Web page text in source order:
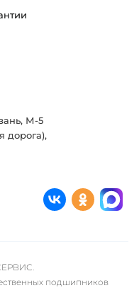
М-5
дорога),
подшипников